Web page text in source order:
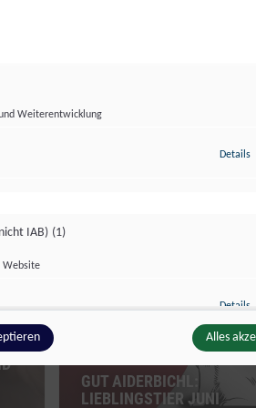
GUT AIDERBICHL:
LIEBLINGSTIER JUNI
Weiterentwicklung
Details
IAB) (1)
Website
Details
Alles